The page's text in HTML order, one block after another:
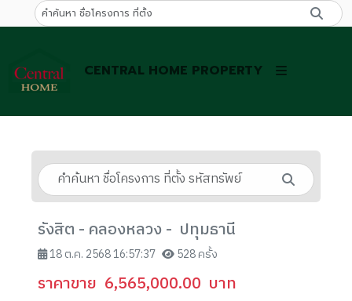
CENTRAL HOME PROPERTY
รังสิต - คลองหลวง - ปทุมธานี
18 ต.ค. 2568 16:57:37 528 ครั้ง
ราคาขาย 6,565,000.00 บาท